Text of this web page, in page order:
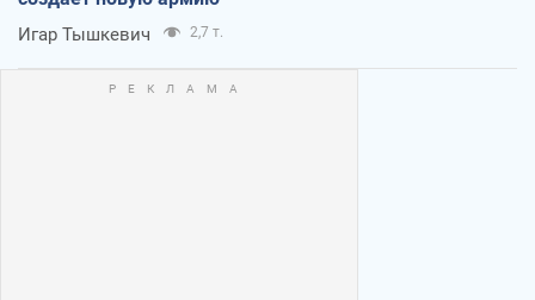
Игар Тышкевич 2,7 т.